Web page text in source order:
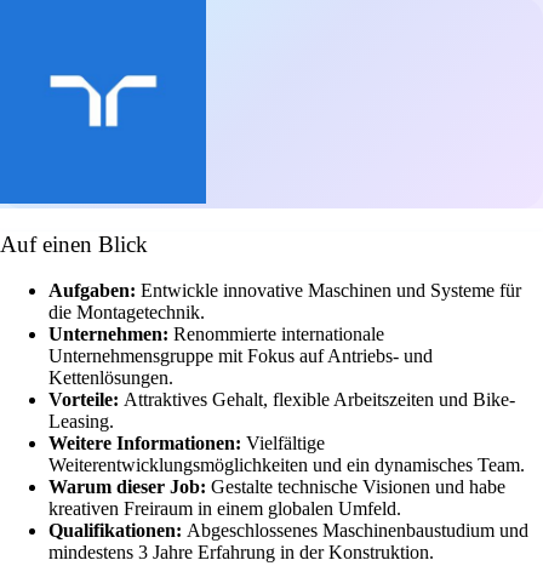
Auf einen Blick
Aufgaben: Entwickle innovative Maschinen und Systeme für
die Montagetechnik.
Unternehmen: Renommierte internationale
Unternehmensgruppe mit Fokus auf Antriebs- und
Kettenlösungen.
Vorteile: Attraktives Gehalt, flexible Arbeitszeiten und Bike-
Leasing.
Weitere Informationen: Vielfältige
Weiterentwicklungsmöglichkeiten und ein dynamisches Team.
Warum dieser Job: Gestalte technische Visionen und habe
kreativen Freiraum in einem globalen Umfeld.
Qualifikationen: Abgeschlossenes Maschinenbaustudium und
mindestens 3 Jahre Erfahrung in der Konstruktion.